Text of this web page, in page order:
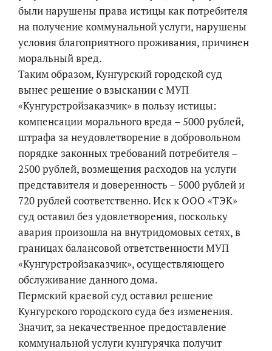
были нарушены права истицы как потребителя
на получение коммунальной услуги, нарушены
условия благоприятного проживания, причинен
моральный вред.
Таким образом, Кунгурский городской суд
вынес решение о взыскании с МУП
«Кунгурстройзаказчик» в пользу истицы:
компенсации морального вреда – 5000 рублей,
штрафа за неудовлетворение в добровольном
порядке законных требований потребителя –
2500 рублей, возмещения расходов на услуги
представителя и доверенность – 5000 рублей и
720 рублей соответственно. Иск к ООО «ТЭК»
суд оставил без удовлетворения, поскольку
авария произошла на внутридомовых сетях, в
границах балансовой ответственности МУП
«Кунгурстройзаказчик», осуществляющего
обслуживание данного дома.
Пермский краевой суд оставил решение
Кунгурского городского суда без изменения.
Значит, за некачественное предоставление
коммунальной услуги кунгурячка получит